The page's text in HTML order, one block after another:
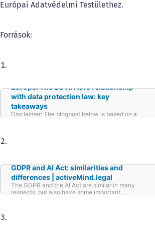
Európai Adatvédelmi Testülethez.
Források:
Europe: The EU AI Act’s relationship
with data protection law: key
takeaways
Disclaimer: The blogpost below is based on a
previously published Thomson Reuters
GDPR and AI Act: similarities and
differences | activeMind.legal
The GDPR and the AI Act are similar in many
respects, but also have some important